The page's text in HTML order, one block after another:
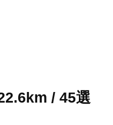
/ 45選